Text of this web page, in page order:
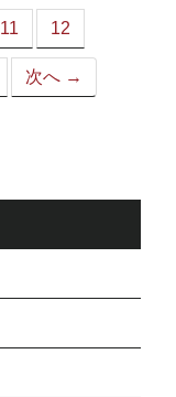
11 12
次へ →